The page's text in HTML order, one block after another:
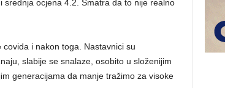
ocjena 4.2. Smatra da to nije realno
i nakon toga. Nastavnici su
slabije se snalaze, osobito u složenijim
generacijama da manje tražimo za visoke